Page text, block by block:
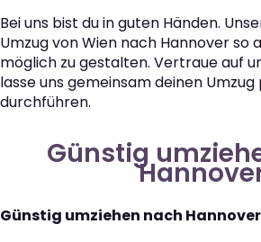
Bei uns bist du in guten Händen.
Umzug von Wien nach Hannover so
möglich zu gestalten. Vertraue auf
lasse uns gemeinsam deinen
durchführen.
Günstig
Günstig umziehen nach Hannover